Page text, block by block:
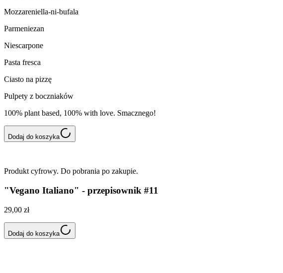
Mozzareniella-ni-bufala
Parmeniezan
Niescarpone
Pasta fresca
Ciasto na pizzę
Pulpety z boczniaków
100% plant based, 100% with love. Smacznego!
Dodaj do koszyka
Produkt cyfrowy. Do pobrania po zakupie.
"Vegano Italiano" - przepisownik #11
29,00 zł
Dodaj do koszyka